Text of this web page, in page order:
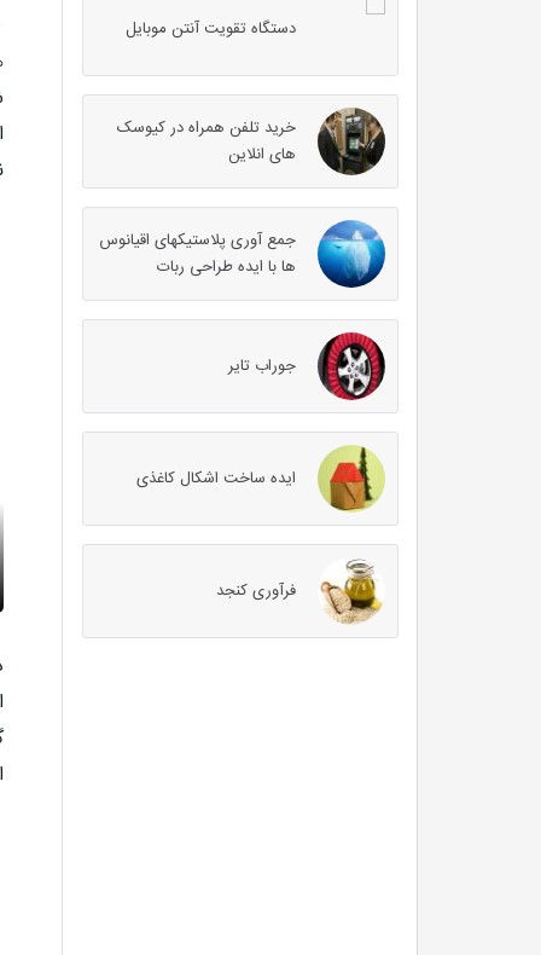
دستگاه تقویت آنتن موبایل
خرید تلفن همراه در کیوسک
های انلاین
جمع آوری پلاستیکهای اقیانوس
ها با ایده طراحی ربات
جوراب تایر
ایده ساخت اشکال کاغذی
فرآوری کنجد